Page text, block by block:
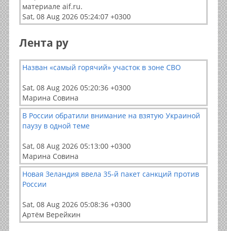
материале aif.ru.
Sat, 08 Aug 2026 05:24:07 +0300
Лента ру
Назван «самый горячий» участок в зоне СВО
Sat, 08 Aug 2026 05:20:36 +0300
Марина Совина
В России обратили внимание на взятую Украиной
паузу в одной теме
Sat, 08 Aug 2026 05:13:00 +0300
Марина Совина
Новая Зеландия ввела 35-й пакет санкций против
России
Sat, 08 Aug 2026 05:08:36 +0300
Артём Верейкин